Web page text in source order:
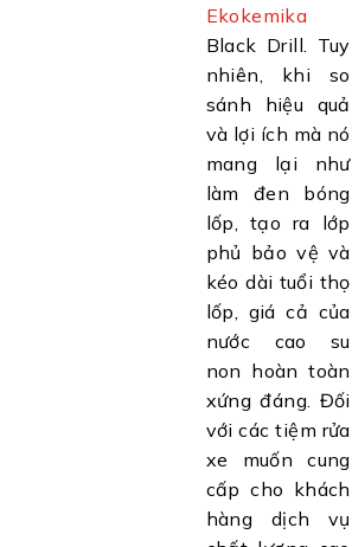
Ekokemika
Black Drill. Tuy
nhiên, khi so
sánh hiệu quả
và lợi ích mà nó
mang lại như
làm đen bóng
lốp, tạo ra lớp
phủ bảo vệ và
kéo dài tuổi thọ
lốp, giá cả của
nước cao su
non hoàn toàn
xứng đáng. Đối
với các tiệm rửa
xe muốn cung
cấp cho khách
hàng dịch vụ